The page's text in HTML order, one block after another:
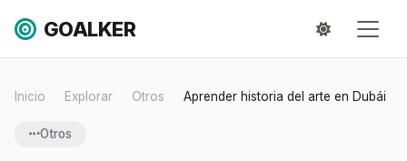
GOALKER
Inicio Explorar Otros Aprender historia del arte en Dubái
Otros